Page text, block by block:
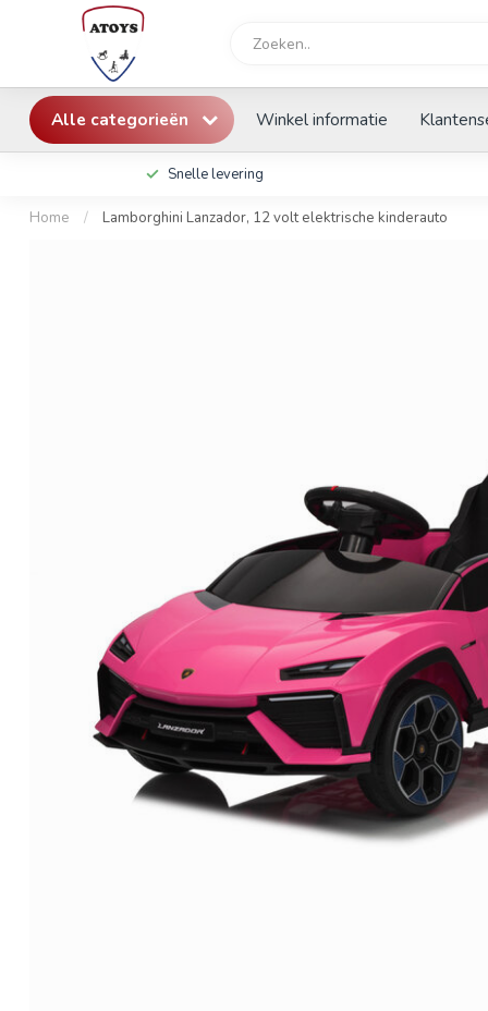
Alle categorieën Winkel informatie
Snelle levering
Home / Lamborghini Lanzador, 12 volt elektrische kinderauto